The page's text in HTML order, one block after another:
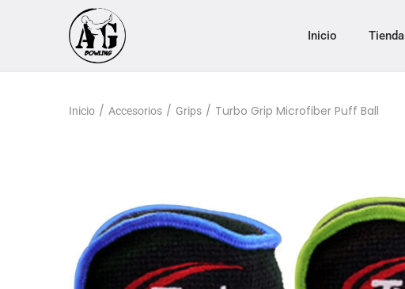
Inicio Tienda
Inicio / Accesorios / Grips / Turbo Grip Microfiber Puff Ball